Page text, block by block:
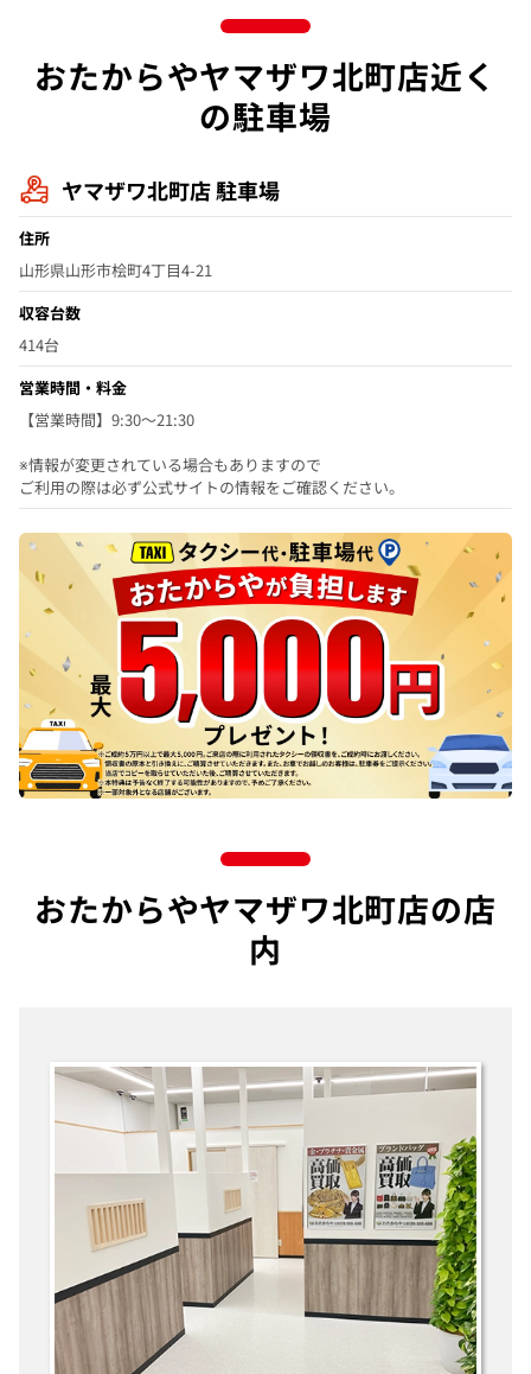
おたからやヤマザワ北町店近く
の駐車場
ヤマザワ北町店 駐車場
住所
山形県山形市桧町4丁目4-21
収容台数
414台
営業時間・料金
【営業時間】9:30〜21:30
※情報が変更されている場合もありますので
ご利用の際は必ず公式サイトの情報をご確認ください。
おたからやヤマザワ北町店の店
内